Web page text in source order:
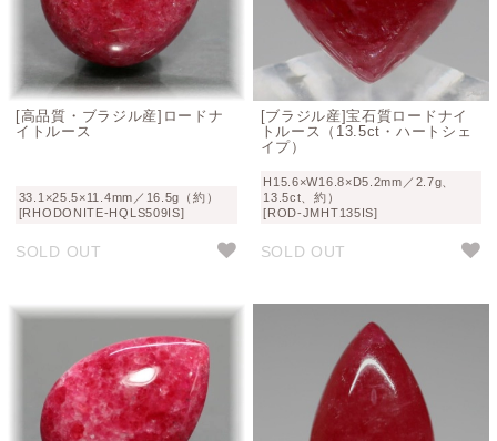
[高品質・ブラジル産]ロードナ
イトルース
33.1×25.5×11.4mm／16.5g（約）
[RHODONITE-HQLS509IS]
SOLD OUT
[ブラジル産]宝石質ロードナイ
トルース（13.5ct・ハートシェ
イプ）
H15.6×W16.8×D5.2mm／2.7g、
13.5ct、約）
[ROD-JMHT135IS]
SOLD OUT